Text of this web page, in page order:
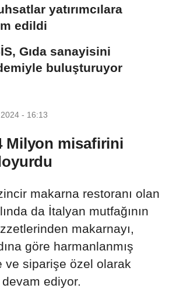
yatırımcılara
edildi
Gıda sanayisini
buluşturuyor
- 16:13
Milyon misafirini
makarna restoranı olan
da İtalyan mutfağının
makarnayı,
göre harmanlanmış
ve siparişe özel olarak
ediyor.